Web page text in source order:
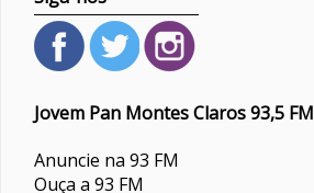
Jovem Pan Montes Claros 93,5 FM
Anuncie na 93 FM
Ouça a 93 FM